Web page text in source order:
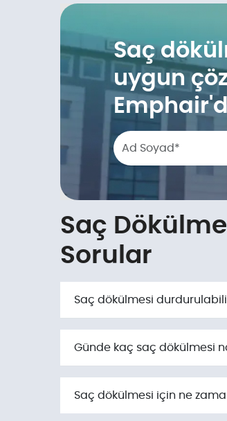
Saç
uygun
Phone number
Saç
Sorular
Saç dökülmesi
Günde kaç saç dökülmesi
Saç dökülmesi için ne